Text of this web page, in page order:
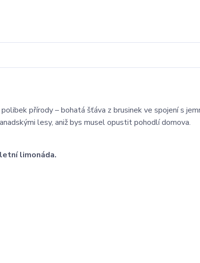
přírody – bohatá šťáva z brusinek ve spojení s
lesy, aniž bys musel opustit pohodlí domova.
limonáda.